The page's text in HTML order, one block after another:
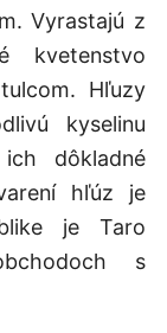
Vyrastajú z
kvetenstvo
Hľuzy
kyselinu
dôkladné
hľúz je
je Taro
s